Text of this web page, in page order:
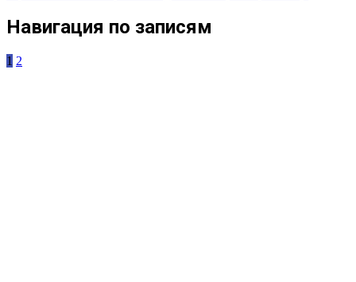
Навигация по записям
1 2